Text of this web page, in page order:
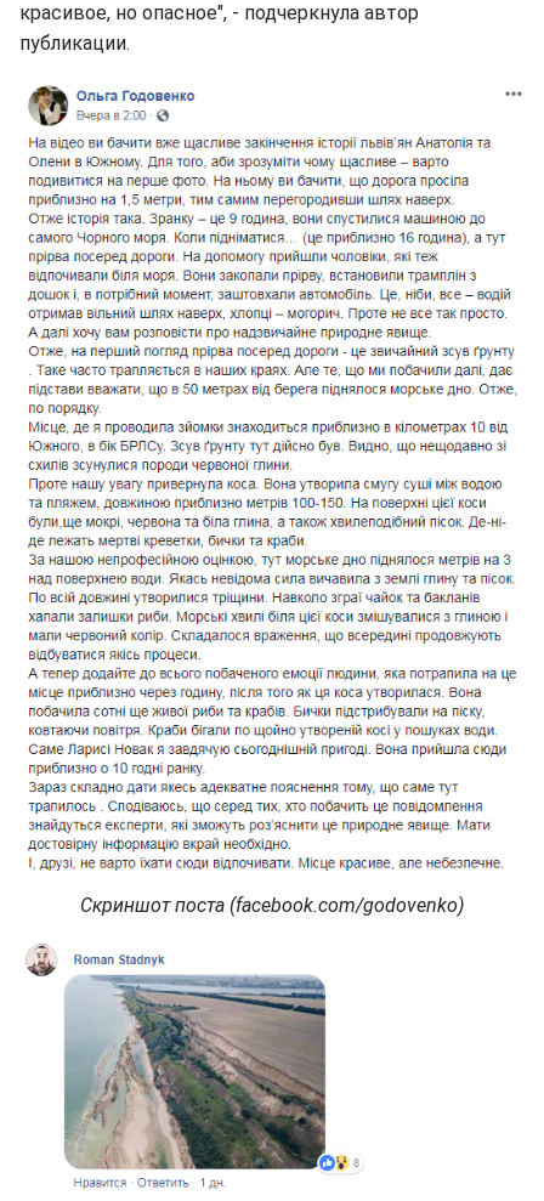
красивое, но опасное", - подчеркнула автор
публикации.
Скриншот поста (facebook.com/godovenko)